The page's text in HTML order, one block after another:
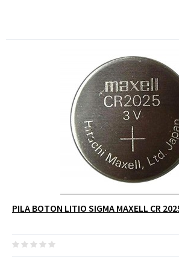
PILA BOTON LITIO SIGMA MAXELL CR